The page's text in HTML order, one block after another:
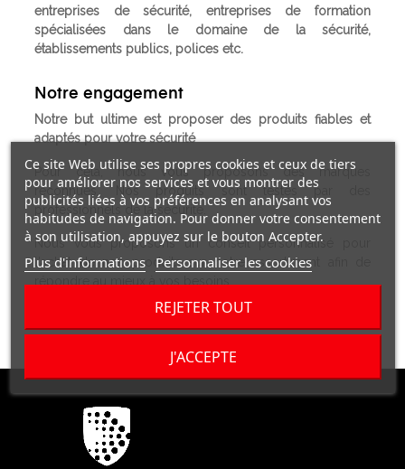
entreprises de sécurité, entreprises de formation
spécialisées dans le domaine de la sécurité,
établissements publics, polices etc.
Notre engagement
Notre but ultime est proposer des produits fiables et
adaptés pour votre sécurité
Pour cela, nous vous proposons des marques
reconnues. Nos produits sont testés par des
professionnels de la sécurité.
Nous vous proposons un conseil personnalisé pour
l'achat de nos produits sur notre assortiment afin de
Ce site Web utilise ses propres cookies et ceux de tiers
pour améliorer nos services et vous montrer des
publicités liées à vos préférences en analysant vos
habitudes de navigation. Pour donner votre consentement
à son utilisation, appuyez sur le bouton Accepter.
Plus d'informations Personnaliser les cookies
REJETER TOUT
J'ACCEPTE